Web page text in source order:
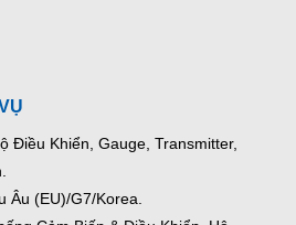
Điều Khiển, Gauge, Transmitter,
Âu (EU)/G7/Korea.